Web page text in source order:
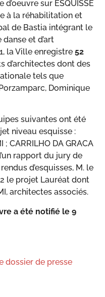
sur ESQUISSE
à la réhabilitation et
de Bastia intégrant le
et d’art
la Ville enregistre 52
d’architectes dont des
tels que
Dominique
suivantes ont été
niveau esquisse :
; CARRILHO DA GRACA
rapport du jury de
d’esquisses, M. le
le projet Lauréat dont
architectes associés.
a été notifié le 9
dossier de presse